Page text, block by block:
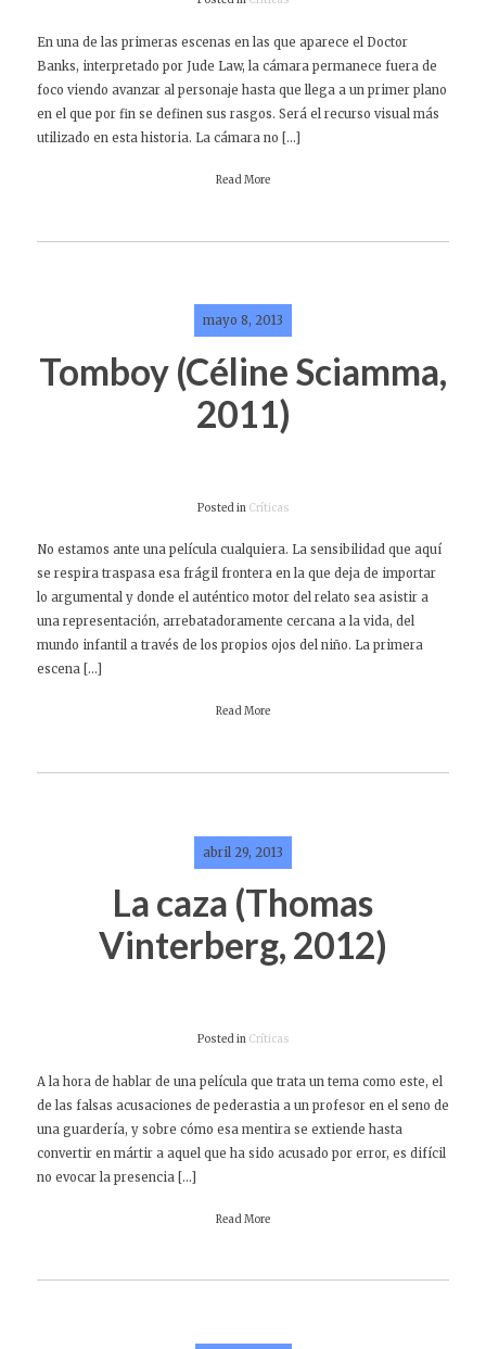
En una de las primeras escenas en las que aparece el Doctor
Banks, interpretado por Jude Law, la cámara permanece fuera de
foco viendo avanzar al personaje hasta que llega a un primer plano
en el que por fin se definen sus rasgos. Será el recurso visual más
utilizado en esta historia. La cámara no […]
Read More
mayo 8, 2013
Tomboy (Céline Sciamma,
2011)
Posted in Críticas
No estamos ante una película cualquiera. La sensibilidad que aquí
se respira traspasa esa frágil frontera en la que deja de importar
lo argumental y donde el auténtico motor del relato sea asistir a
una representación, arrebatadoramente cercana a la vida, del
mundo infantil a través de los propios ojos del niño. La primera
escena […]
Read More
abril 29, 2013
La caza (Thomas
Vinterberg, 2012)
Posted in Críticas
A la hora de hablar de una película que trata un tema como este, el
de las falsas acusaciones de pederastia a un profesor en el seno de
una guardería, y sobre cómo esa mentira se extiende hasta
convertir en mártir a aquel que ha sido acusado por error, es difícil
no evocar la presencia […]
Read More